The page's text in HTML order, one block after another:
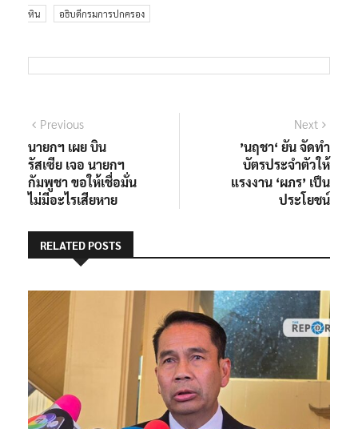
หิน
อธิบดีกรมการปกครอง
แนะแนว
เรื่อง
PreviousPrevious
post:
นายกฯ เผย บิน
รัสเซีย เจอ นายกฯ
กัมพูชา ขอให้เชื่อมั่น
ไม่มีอะไรเสียหาย
Next
post:
’นฤชา‘ ยัน จัดทำ
บัตรประจำตัวให้
แรงงาน ‘ผภร’ เป็น
ประโยชน์
RELATED POSTS